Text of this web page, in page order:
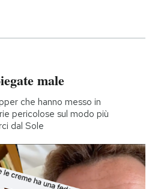
male
che hanno messo in
pericolose sul modo più
dal Sole